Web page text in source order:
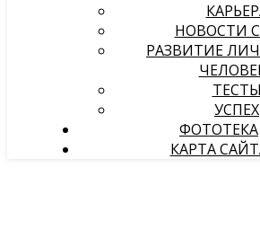
НОВОСТИ
РАЗВИТИЕ
ТЕСТЫ
УСПЕХ
ФОТОТЕКА
КАРТА